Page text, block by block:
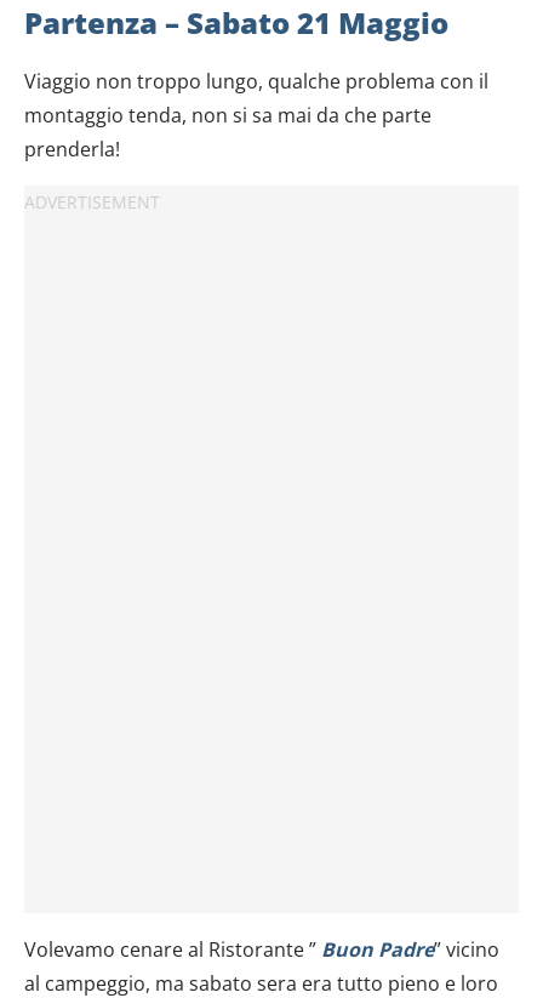
Partenza – Sabato 21 Maggio
Viaggio non troppo lungo, qualche problema con il
montaggio tenda, non si sa mai da che parte
prenderla!
Volevamo cenare al Ristorante ” Buon Padre” vicino
al campeggio, ma sabato sera era tutto pieno e loro